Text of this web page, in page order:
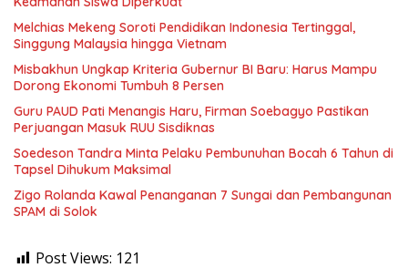
Melchias Mekeng Soroti Pendidikan Indonesia Tertinggal,
Singgung Malaysia hingga Vietnam
Misbakhun Ungkap Kriteria Gubernur BI Baru: Harus Mampu
Dorong Ekonomi Tumbuh 8 Persen
Guru PAUD Pati Menangis Haru, Firman Soebagyo Pastikan
Perjuangan Masuk RUU Sisdiknas
Soedeson Tandra Minta Pelaku Pembunuhan Bocah 6 Tahun di
Tapsel Dihukum Maksimal
Zigo Rolanda Kawal Penanganan 7 Sungai dan Pembangunan
SPAM di Solok
Post Views: 121